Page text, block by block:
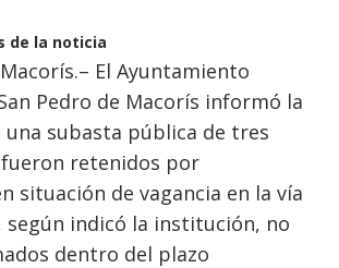
de la noticia
El Ayuntamiento
Pedro de Macorís informó la
una subasta pública de tres
retenidos por
situación de vagancia en la vía
según indicó la institución, no
dentro del plazo